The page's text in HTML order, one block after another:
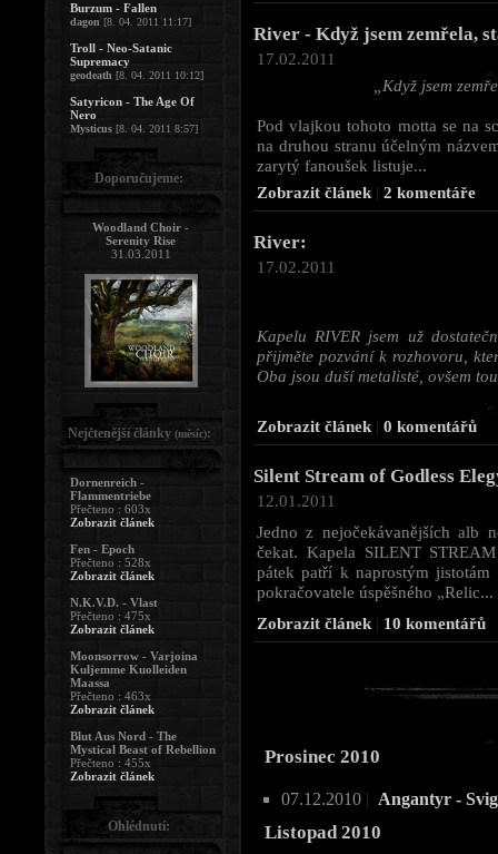
River - Když jsem zemřela,
17.02.2011
„Když jsem
Pod vlajkou tohoto motta se na
na druhou stranu účelným
zarytý fanoušek listuje...
Zobrazit článek | 2 komentáře
River:
17.02.2011
Kapelu RIVER jsem už
přijměte pozvání k rozhovoru,
Oba jsou duší metalisté, ovšem
Zobrazit článek | 0 komentářů
Silent Stream of Godless
12.01.2011
Jedno z nejočekávanějších alb
čekat. Kapela SILENT
pátek patří k naprostým
pokračovatele úspěšného „Relic...
Zobrazit článek | 10 komentářů
Prosinec 2010
07.12.2010 | Angantyr -
Listopad 2010
Burzum - Fallen
dagon [8. 04. 2011 11:17]
Troll - Neo-Satanic
Supremacy
geodeath [8. 04. 2011 10:12]
Satyricon - The Age Of
Nero
Mysticus [8. 04. 2011 8:57]
Doporučujeme:
Woodland Choir -
Serenity Rise
31.03.2011
Nejčtenější články (měsíc):
Dornenreich -
Flammentriebe
Přečteno : 603x
Zobrazit článek
Fen - Epoch
Přečteno : 528x
Zobrazit článek
N.K.V.D. - Vlast
Přečteno : 475x
Zobrazit článek
Moonsorrow - Varjoina
Kuljemme Kuolleiden
Maassa
Přečteno : 463x
Zobrazit článek
Blut Aus Nord - The
Mystical Beast of Rebellion
Přečteno : 455x
Zobrazit článek
Ohlédnutí: